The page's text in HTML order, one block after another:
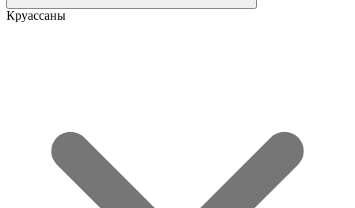
Круассаны